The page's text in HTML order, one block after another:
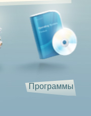
Программы